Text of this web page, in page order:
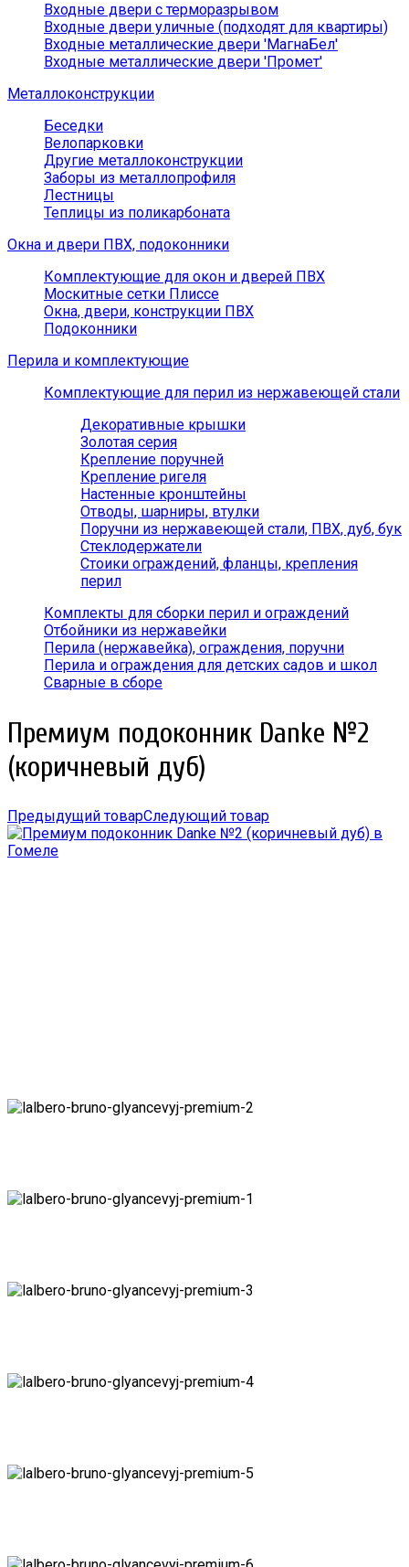
Входные двери с терморазрывом
Входные двери уличные (подходят для квартиры)
Входные металлические двери 'МагнаБел'
Входные металлические двери 'Промет'
Металлоконструкции
Беседки
Велопарковки
Другие металлоконструкции
Заборы из металлопрофиля
Лестницы
Теплицы из поликарбоната
Окна и двери ПВХ, подоконники
Комплектующие для окон и дверей ПВХ
Москитные сетки Плиссе
Окна, двери, конструкции ПВХ
Подоконники
Перила и комплектующие
Комплектующие для перил из нержавеющей стали
Декоративные крышки
Золотая серия
Крепление поручней
Крепление ригеля
Настенные кронштейны
Отводы, шарниры, втулки
Поручни из нержавеющей стали, ПВХ, дуб, бук
Стеклодержатели
Стоики ограждений, фланцы, крепления
перил
Комплекты для сборки перил и ограждений
Отбойники из нержавейки
Перила (нержавейка), ограждения, поручни
Перила и ограждения для детских садов и школ
Сварные в сборе
Премиум подоконник Danke №2
(коричневый дуб)
Предыдущий товарСледующий товар